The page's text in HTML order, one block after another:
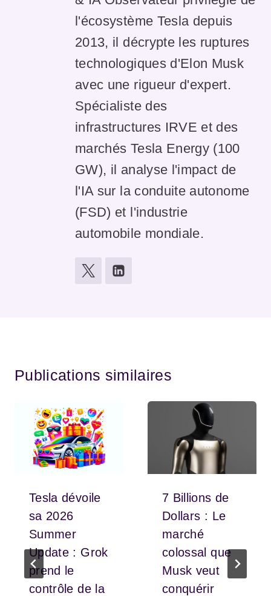
l'écosystème Tesla depuis
2013, il décrypte les ruptures
technologiques d'Elon Musk
avec une rigueur d'expert.
Spécialiste des
infrastructures IRVE et des
marchés Tesla Energy (100
GW), il analyse l'impact de
l'IA sur la conduite autonome
(FSD) et l'industrie
automobile mondiale.
Publications similaires
Tesla dévoile
sa 2026
Summer
Update : Grok
prend le
contrôle de la
7 Billions de
Dollars : Le
marché
colossal que
Musk veut
conquérir